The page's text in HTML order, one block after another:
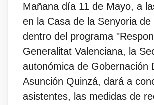
Mañana día 11 de Mayo, a
en la Casa de la Senyoria de
dentro del programa
Generalitat Valenciana, la
autonómica de Gobernación
Asunción Quinzá, dará a
asistentes, las medidas de